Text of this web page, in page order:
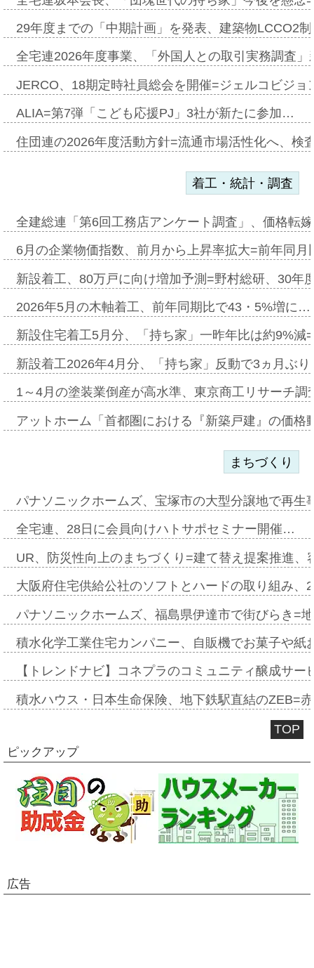
29年度までの「中期計画」を発表、建築物LCCO2
全宅連2026年度事業、「外国人との取引実務調査
JERCO、18期定時社員総会を開催=ジェルコビジ
ALIA=第7弾「こども応援PJ」3社が新たに参加…
住団連の2026年度活動方針=流通市場活性化へ、検
着工・統計・調査
全建総連「第6回工務店アンケート調査」、価格転
6月の企業物価指数、前月から上昇率拡大=前年同
新設着工、80万戸に向け増加予測=野村総研、30年
2026年5月の木軸着工、前年同期比で43・5%増に…
新設住宅着工5月分、「持ち家」一昨年比は約9%
新設着工2026年4月分、「持ち家」反動で3ヵ月ぶ
1～4月の塗装業倒産が高水準、東京商工リサーチ
アットホーム「首都圏における『新築戸建』の価
まちづくり
パナソニックホームズ、宝塚市の大型分譲地で再
全宅連、28日に会員向けハトサポセミナー開催…
UR、防災性向上のまちづくり=建て替え提案推進
大阪府住宅供給公社のソフトとハードの取り組み
パナソニックホームズ、福島県伊達市で街びらき=
積水化学工業住宅カンパニー、自販機でお菓子や
【トレンドナビ】コネプラのコミュニティ醸成サ
積水ハウス・日本生命保険、地下鉄駅直結のZEB=
TOP
ピックアップ
広告